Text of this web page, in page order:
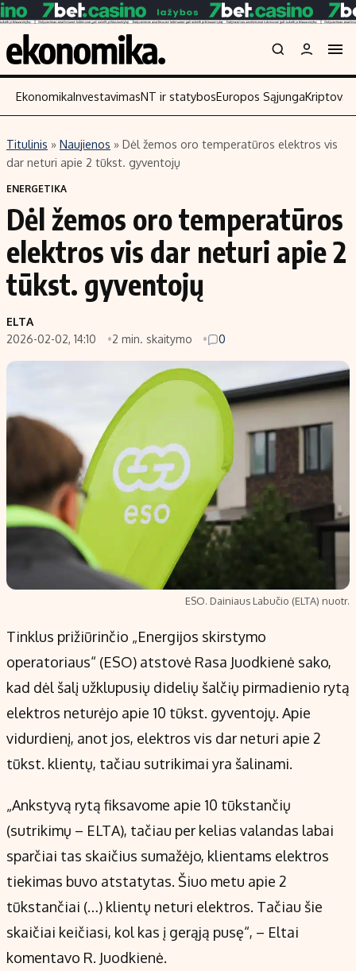
Turinys
Naujienos
Aplinka
Verslas
Energetika
Ekonomika
NT ir statybos
Įmonės
Žemės ūkis
Technologijos
Investavimas
Akcijų rinka
Saulės elektrinės
Kriptovaliutos
Infliacija
Titulinis
Nedarbo išmokos skaičiuoklė
Indėlių skaičiuoklė
Būsto finansai
Įdomios naujienos
Redakcija
Redakcijos politika
Privatumo politika
Turinio žymėjimo taisyklės
Kontaktai
Regionų naujienos
Indėlių palūkanos
EkonomikaInvestavimasNT ir statybosEuropos Sąjunga
Titulinis » Naujienos » Dėl žemos oro temperatūros elektros vis
dar neturi apie 2 tūkst. gyventojų
ENERGETIKA
Dėl žemos oro temperatūros
elektros vis dar neturi apie 2
tūkst. gyventojų
ELTA
2026-02-02, 14:10
2 min. skaitymo 0
ESO. Dainiaus Labučio (ELTA) nuotr.
Tinklus prižiūrinčio „Energijos skirstymo
operatoriaus“ (ESO) atstovė Rasa Juodkienė sako,
kad dėl šalį užklupusių didelių šalčių pirmadienio rytą
elektros neturėjo apie 10 tūkst. gyventojų. Apie
vidurdienį, anot jos, elektros vis dar neturi apie 2
tūkst. klientų, tačiau sutrikimai yra šalinami.
„Ankstyvą rytą fiksavome apie 10 tūkstančių
(sutrikimų – ELTA), tačiau per kelias valandas labai
sparčiai tas skaičius sumažėjo, klientams elektros
tiekimas buvo atstatytas. Šiuo metu apie 2
tūkstančiai (…) klientų neturi elektros. Tačiau šie
skaičiai keičiasi, kol kas į gerąją pusę“, – Eltai
komentavo R. Juodkienė.